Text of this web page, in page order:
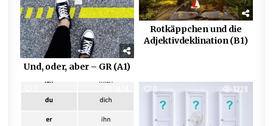
Und, oder, aber – GR (A1)
Rotkäppchen und die
Adjektivdeklination (B1)
0 1228